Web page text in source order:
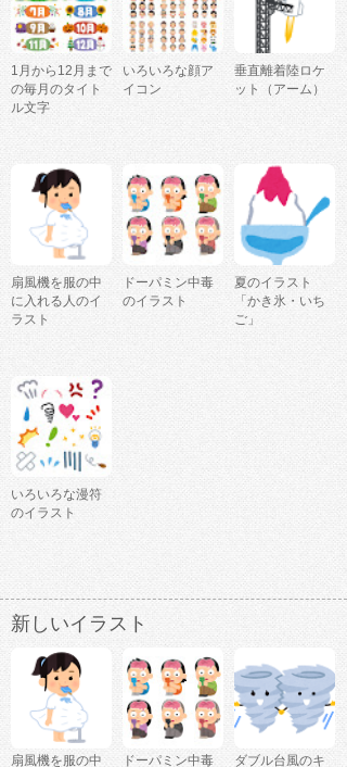
1月から12月まで
の毎月のタイト
ル文字
いろいろな顔ア
イコン
垂直離着陸ロケ
ット（アーム）
扇風機を服の中
に入れる人のイ
ラスト
ドーパミン中毒
のイラスト
夏のイラスト
「かき氷・いち
ご」
いろいろな漫符
のイラスト
新しいイラスト
扇風機を服の中 ドーパミン中毒 ダブル台風のキ